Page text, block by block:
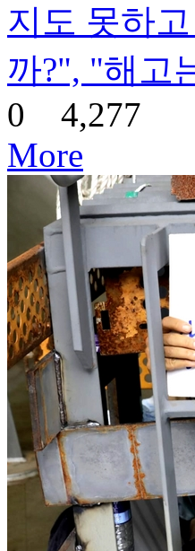
지도 못하
까?", "해고
0 4,277
More